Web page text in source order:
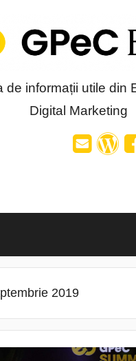
de informații utile din
Digital Marketing
2019